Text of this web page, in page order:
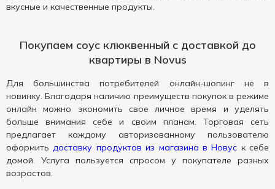
вкусные и качественные продукты.
Покупаем соус клюквенный с доставкой до
квартиры в Novus
Для большинства потребителей онлайн-шопинг не в
новинку. Благодаря наличию преимуществ покупок в режиме
онлайн можно экономить свое личное время и уделять
больше внимания себе и своим планам. Торговая сеть
предлагает каждому авторизованному пользователю
оформитьдоставку продуктов из магазина в Новус к себе
домой. Услуга пользуется спросом у покупателе разных
возрастов.